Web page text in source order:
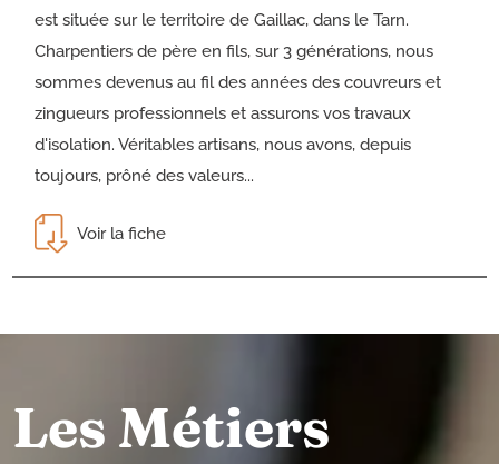
est située sur le territoire de Gaillac, dans le Tarn.
Charpentiers de père en fils, sur 3 générations, nous
sommes devenus au fil des années des couvreurs et
zingueurs professionnels et assurons vos travaux
d'isolation. Véritables artisans, nous avons, depuis
toujours, prôné des valeurs...
Voir la fiche
Les Métiers